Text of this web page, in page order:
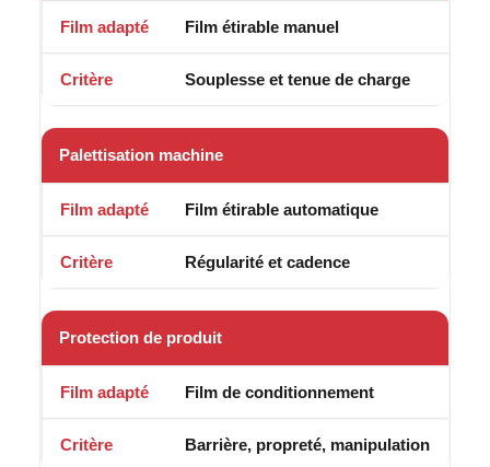
Film étirable manuel
Souplesse et tenue de charge
Palettisation machine
Film étirable automatique
Régularité et cadence
Protection de produit
Film de conditionnement
Barrière, propreté, manipulation